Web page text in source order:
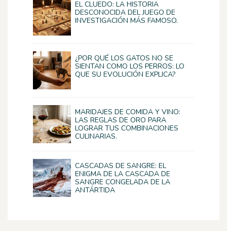
EL CLUEDO: LA HISTORIA
DESCONOCIDA DEL JUEGO DE
INVESTIGACIÓN MÁS FAMOSO.
¿POR QUÉ LOS GATOS NO SE
SIENTAN COMO LOS PERROS: LO
QUE SU EVOLUCIÓN EXPLICA?
MARIDAJES DE COMIDA Y VINO:
LAS REGLAS DE ORO PARA
LOGRAR TUS COMBINACIONES
CULINARIAS.
CASCADAS DE SANGRE: EL
ENIGMA DE LA CASCADA DE
SANGRE CONGELADA DE LA
ANTÁRTIDA